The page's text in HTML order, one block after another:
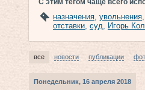
С этим тегом чаще всего
назначения, увольнения,
отставки, суд, Игорь
все новости публикации
Понедельник, 16 апреля 2018